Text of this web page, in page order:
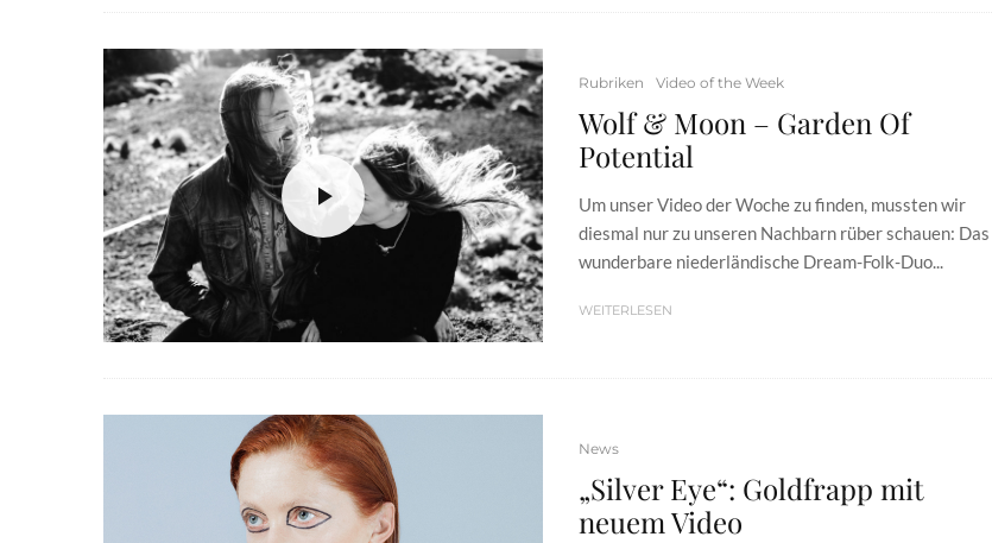
Rubriken Video of the Week
Wolf & Moon – Garden Of
Potential
Um unser Video der Woche zu finden, mussten wir
diesmal nur zu unseren Nachbarn rüber schauen: Das
wunderbare niederländische Dream-Folk-Duo...
WEITERLESEN
News
„Silver Eye“: Goldfrapp mit
neuem Video